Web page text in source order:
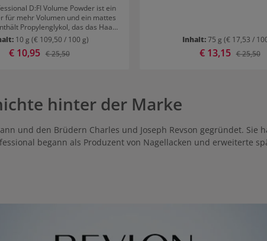
D:FI Volume Powder ist ein
für mehr Volumen und ein mattes
Propylenglykol, das das Haar
macht und Feuchtigkeit spendet.
belebt das Haar. Silica Silylat
Haar Flexibilität und mehr Fülle.
auch in den Längen verrieben
werden.
10 g (€ 109,50 / 100 g)
Verkaufspreis:
€ 10,95 Regulärer Preis:
€ 25,50
Inhalt:75 g (€ 17,53 /
Verkaufspreis:
€ 13,15 € 25,50
hinter der Marke
und den Brüdern Charles und Joseph Revson gegründet.
begann als Produzent von Nagellacken und erweiterte